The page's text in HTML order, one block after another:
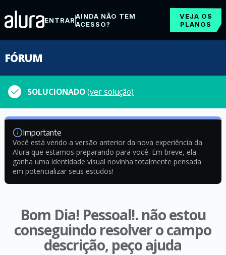
ENTRARAINDA NÃO TEM
ACESSO?
VEJA OS
PLANOS
FÓRUM
SOLUCIONADO(ver solução)
Importante
Você está vendo a versão anterior da nova experiência da
Alura que estamos preparando para você. Em breve, ela
ganha uma identidade visual novinha totalmente pensada
em potencializar seus estudos!
Bom Dia! Pessoal!. não estou
conseguindo resolver o campo
descrição, peço ajuda